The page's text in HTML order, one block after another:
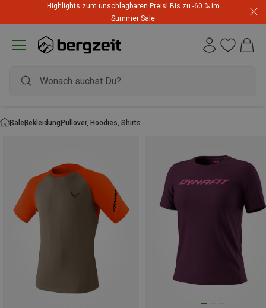
Highlights zum unschlagbaren Preis! Bis zu -60 % im
Summer Sale
SaleBekleidungPullover, Hoodies, Shirts